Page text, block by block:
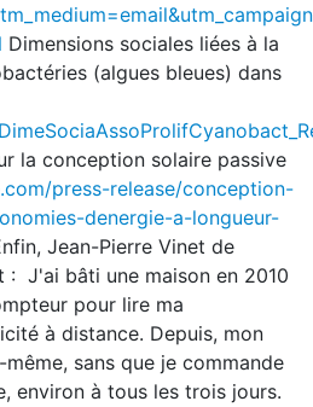
Dimensions sociales liées à la
(algues bleues) dans
la conception solaire passive
press-release/conception-
denergie-a-longueur-
Jean-Pierre Vinet de
: J'ai bâti une maison en 2010
pour lire ma
à distance. Depuis, mon
sans que je commande
environ à tous les trois jours.